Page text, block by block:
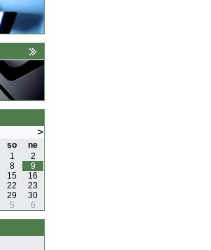
>
so
ne
1
2
8
9
15
16
22
23
29
30
5 6